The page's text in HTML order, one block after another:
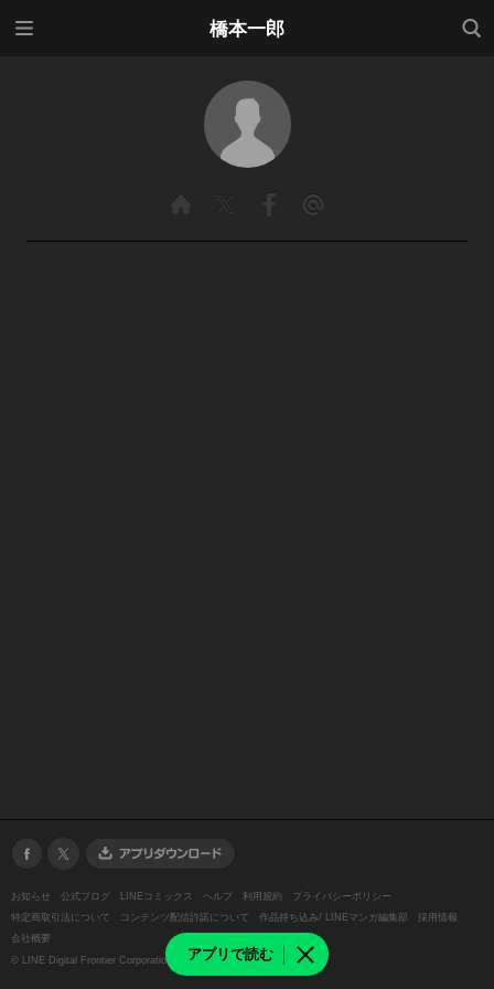
橋本一郎
検索
アプリで読む
お知らせ 公式ブログ LINEコミックス ヘルプ 利用規約
プライバシーポリシー
特定商取引法について
コンテンツ配信許諾について 作品持ち込み/ LINEマンガ編集部
採用情報
会社概要
© LINE Digital Frontier Corporation